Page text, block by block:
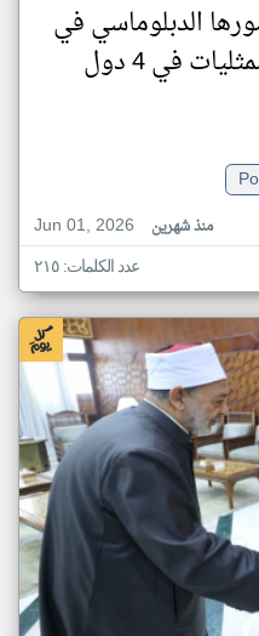
الدبلوماسي في
إفريقيا بافتتاح ممثليات في 4 دول
Jun 01, 2026
منذ شهرين
عدد الكلمات: ٢١٥